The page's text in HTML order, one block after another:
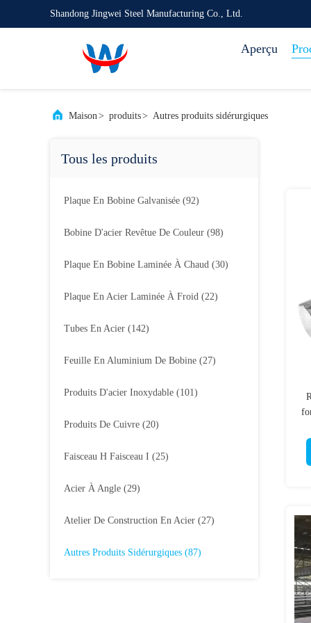
Shandong Jingwei Steel Manufacturing Co., Ltd.
Aperçu
Maison> produits> Autres produits sidérurgiques
Tous les produits
Plaque En Bobine Galvanisée (92)
Bobine D'acier Revêtue De Couleur (98)
Plaque En Bobine Laminée À Chaud (30)
Plaque En Acier Laminée À Froid (22)
Tubes En Acier (142)
Feuille En Aluminium De Bobine (27)
Produits D'acier Inoxydable (101)
Produits De Cuivre (20)
Faisceau H Faisceau I (25)
Acier À Angle (29)
Atelier De Construction En Acier (27)
Autres Produits Sidérurgiques (87)